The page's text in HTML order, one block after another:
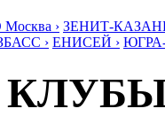
› ЗЕНИТ-
› ЕНИСЕЙ ›